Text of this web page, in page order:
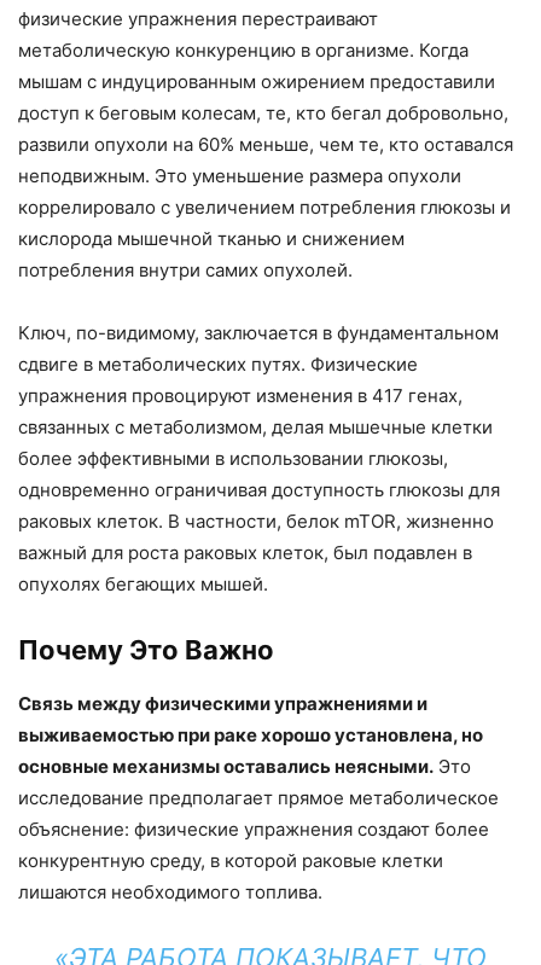
физические упражнения перестраивают
метаболическую конкуренцию в организме. Когда
мышам с индуцированным ожирением предоставили
доступ к беговым колесам, те, кто бегал добровольно,
развили опухоли на 60% меньше, чем те, кто оставался
неподвижным. Это уменьшение размера опухоли
коррелировало с увеличением потребления глюкозы и
кислорода мышечной тканью и снижением
потребления внутри самих опухолей.
Ключ, по-видимому, заключается в фундаментальном
сдвиге в метаболических путях. Физические
упражнения провоцируют изменения в 417 генах,
связанных с метаболизмом, делая мышечные клетки
более эффективными в использовании глюкозы,
одновременно ограничивая доступность глюкозы для
раковых клеток. В частности, белок mTOR, жизненно
важный для роста раковых клеток, был подавлен в
опухолях бегающих мышей.
Почему Это Важно
Связь между физическими упражнениями и
выживаемостью при раке хорошо установлена, но
основные механизмы оставались неясными. Это
исследование предполагает прямое метаболическое
объяснение: физические упражнения создают более
конкурентную среду, в которой раковые клетки
лишаются необходимого топлива.
«ЭТА РАБОТА ПОКАЗЫВАЕТ, ЧТО